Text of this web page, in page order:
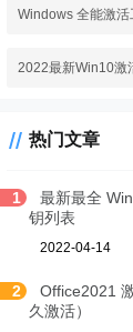
Windows 全能激活
2022最新Win10激
热门文章
1
最新最全
钥列表
2022-04-14
2
Office2021
久激活）